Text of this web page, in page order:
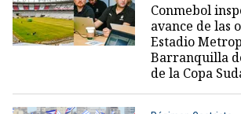
Conmebol
avance de las
Estadio
Barranquilla
de la Copa